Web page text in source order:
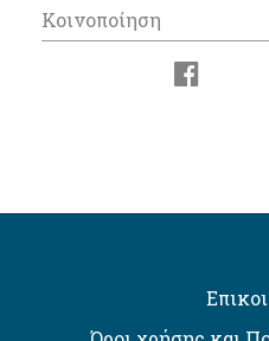
Κοινοποίηση